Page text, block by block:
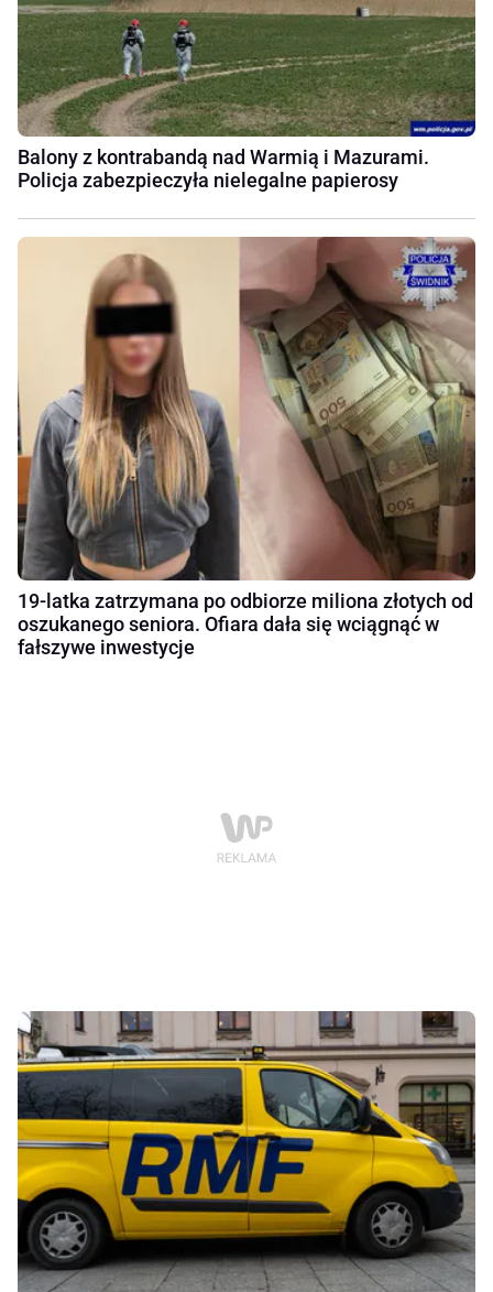
Balony z kontrabandą nad Warmią i Mazurami.
Policja zabezpieczyła nielegalne papierosy
19-latka zatrzymana po odbiorze miliona złotych od
oszukanego seniora. Ofiara dała się wciągnąć w
fałszywe inwestycje